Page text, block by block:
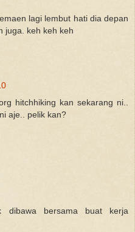
lagi lembut hati dia depan
juga. keh keh keh
hitchhiking kan sekarang ni..
aje.. pelik kan?
dibawa bersama buat kerja